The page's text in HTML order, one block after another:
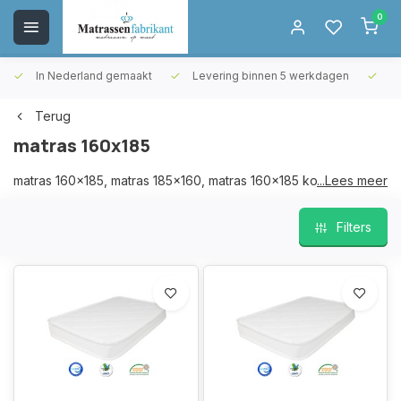
0
In Nederland gemaakt Levering binnen 5 werkdagen
Terug
matras 160x185
matras 160x185, matras 185x160, matras 160x185 koudschuim,
...Lees meer
Filters